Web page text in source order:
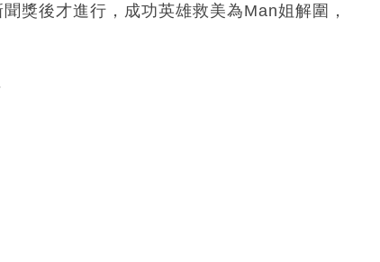
獎後才進行，成功英雄救美為Man姐解圍，